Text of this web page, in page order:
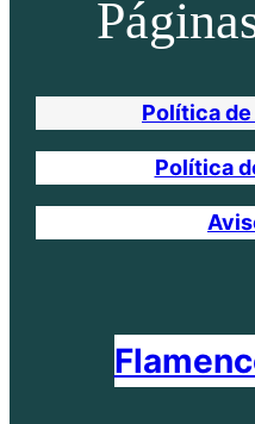
Política de
Política